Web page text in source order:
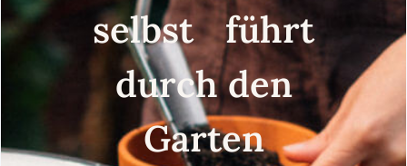
selbst führt
durch den
Garten